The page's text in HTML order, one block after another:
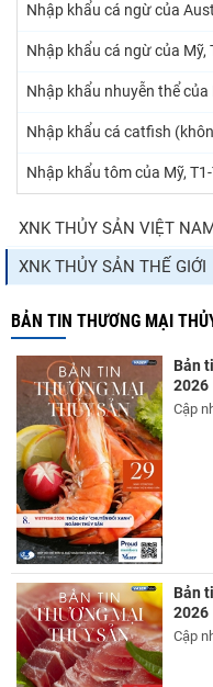
Nhập khẩu cá ngừ của
Nhập khẩu cá ngừ của Mỹ,
Nhập khẩu nhuyễn thể
Nhập khẩu cá catfish
Nhập khẩu tôm của Mỹ,
XNK THỦY SẢN VIỆT
XNK THỦY SẢN THẾ GIỚI
BẢN TIN THƯƠNG MẠI
Bản
2026
Cập
Bản
2026
Cập